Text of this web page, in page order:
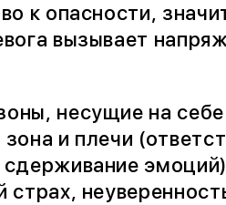
к опасности,
вызывает
несущие на
и плечи
страх,